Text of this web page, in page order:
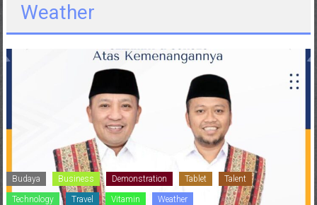
Weather
Budaya Business Demonstration Tablet Talent
Technology Travel Vitamin Weather